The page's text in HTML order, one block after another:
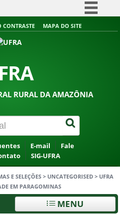
Simplifique!
Acesso à informação
CONTRASTE MAPA DO SITE
RURAL DA AMAZÔNIA
E-mail
Fale
SIG-UFRA
E SELEÇÕES > UNCATEGORISED > UFRA
EM PARAGOMINAS
MENU